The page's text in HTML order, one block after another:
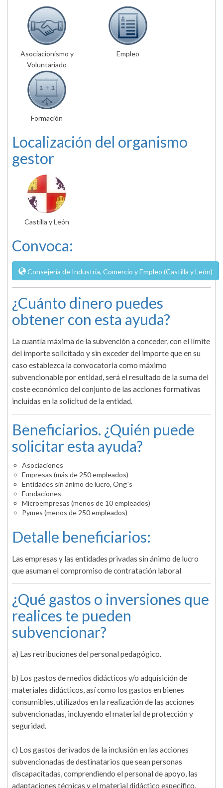
Asociacionismo y
Voluntariado
Empleo
Formación
Localización del organismo
gestor
Castilla y León
Convoca:
Consejería de Industria, Comercio y Empleo (Castilla y León)
¿Cuánto dinero puedes
obtener con esta ayuda?
La cuantía máxima de la subvención a conceder, con el límite
del importe solicitado y sin exceder del importe que en su
caso establezca la convocatoria como máximo
subvencionable por entidad, será el resultado de la suma del
coste económico del conjunto de las acciones formativas
incluidas en la solicitud de la entidad.
Beneficiarios. ¿Quién puede
solicitar esta ayuda?
Asociaciones
Empresas (más de 250 empleados)
Entidades sin ánimo de lucro, Ong´s
Fundaciones
Microempresas (menos de 10 empleados)
Pymes (menos de 250 empleados)
Detalle beneficiarios:
Las empresas y las entidades privadas sin ánimo de lucro
que asuman el compromiso de contratación laboral
¿Qué gastos o inversiones que
realices te pueden
subvencionar?
a) Las retribuciones del personal pedagógico.
b) Los gastos de medios didácticos y/o adquisición de
materiales didácticos, así como los gastos en bienes
consumibles, utilizados en la realización de las acciones
subvencionadas, incluyendo el material de protección y
seguridad.
c) Los gastos derivados de la inclusión en las acciones
subvencionadas de destinatarios que sean personas
discapacitadas, comprendiendo el personal de apoyo, las
adaptaciones técnicas y el material didáctico específico.